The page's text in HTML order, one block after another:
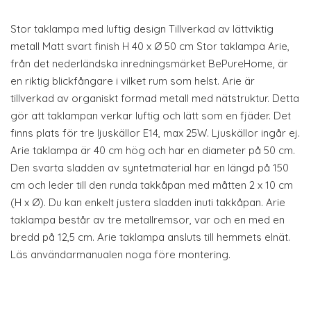
Stor taklampa med luftig design Tillverkad av lättviktig
metall Matt svart finish H 40 x Ø 50 cm Stor taklampa Arie,
från det nederländska inredningsmärket BePureHome, är
en riktig blickfångare i vilket rum som helst. Arie är
tillverkad av organiskt formad metall med nätstruktur. Detta
gör att taklampan verkar luftig och lätt som en fjäder. Det
finns plats för tre ljuskällor E14, max 25W. Ljuskällor ingår ej.
Arie taklampa är 40 cm hög och har en diameter på 50 cm.
Den svarta sladden av syntetmaterial har en längd på 150
cm och leder till den runda takkåpan med måtten 2 x 10 cm
(H x Ø). Du kan enkelt justera sladden inuti takkåpan. Arie
taklampa består av tre metallremsor, var och en med en
bredd på 12,5 cm. Arie taklampa ansluts till hemmets elnät.
Läs användarmanualen noga före montering.